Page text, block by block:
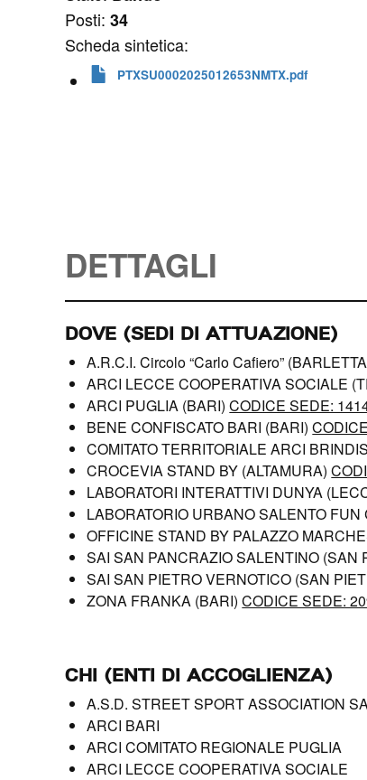
DETTAGLI
CHI (ENTI DI ACCOGLIENZA)
A.S.D. STREET SPORT ASSOCIATION
ARCI BARI
ARCI COMITATO REGIONALE PUGLIA
ARCI LECCE COOPERATIVA SOCIALE
DOVE (SEDI DI ATTUAZIONE)
A.R.C.I. Circolo “Carlo Cafiero”
ARCI LECCE COOPERATIVA SOCIALE
ARCI PUGLIA (BARI)CODICE SEDE:
BENE CONFISCATO BARI (BARI)
COMITATO TERRITORIALE ARCI
CROCEVIA STAND BY (ALTAMURA)
LABORATORI INTERATTIVI DUNYA
LABORATORIO URBANO SALENTO
OFFICINE STAND BY PALAZZO
SAI SAN PANCRAZIO SALENTINO
SAI SAN PIETRO VERNOTICO (SAN
ZONA FRANKA (BARI)CODICE SEDE:
Posti:34
Scheda sintetica:
PTXSU0002025012653NMTX.pdf